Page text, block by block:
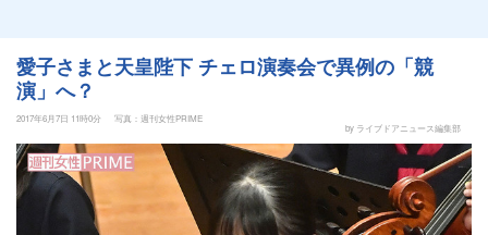
愛子さまと天皇陛下 チェロ演奏会で異例の「競
演」へ？
2017年6月7日 11時0分
写真：週刊女性PRIME
by ライブドアニュース編集部